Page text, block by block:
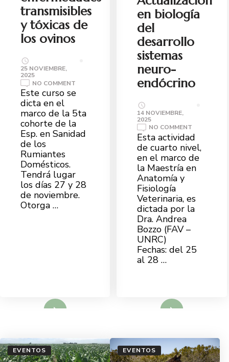
transmisibles
y tóxicas de
los ovinos
25 NOVIEMBRE,
2025
NO COMMENT
Este curso se
dicta en el
marco de la 5ta
cohorte de la
Esp. en Sanidad
de los
Rumiantes
Domésticos.
Tendrá lugar
los días 27 y 28
de noviembre.
Otorga …
en biología
del
desarrollo
sistemas
neuro-
endócrino
14 NOVIEMBRE,
2025
NO COMMENT
Esta actividad
de cuarto nivel,
en el marco de
la Maestría en
Anatomía y
Fisiología
Veterinaria, es
dictada por la
Dra. Andrea
Bozzo (FAV –
UNRC)
Fechas: del 25
al 28 …
EVENTOS EVENTOS